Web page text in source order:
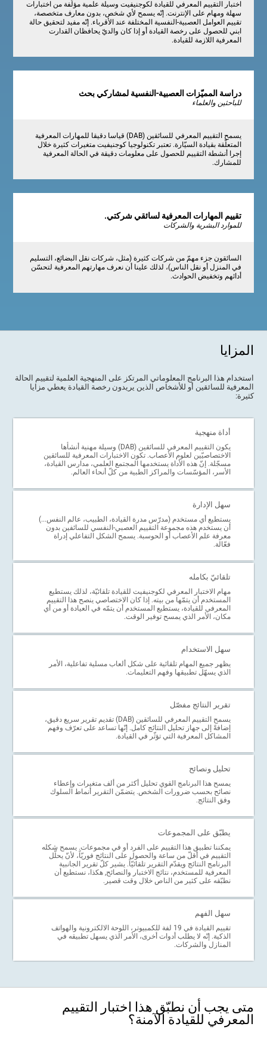
اختبار التقييم المعرفي للقيادة لكوجنيفيت وسيلة علمية مؤلّفة من اختبارات
سهلة ومهام على الإنترنت. إنّه يسمح لأي شخص، بدون معارف متخصصة،
تقييم العوامل العصبية-النفسية المختلفة عند الأقرباء. إنّه مفيد لتحقيق حالة
ابني للحصول على رخصة القيادة أو إذا كان والديّ يحافظان القدارت
المعرفية اللازمة للقيادة.
دراسة المميّزات العصبية-النفسية لمشاركي بحث
للباحثين والعلماء
يسمح التقييم المعرفي للسائقين (DAB) قياسا دقيقا للمهارات المعرفية
المتعلّقة بقيادة السيّارة. تعتبر تكنولوجيا كوجنيفيت متغيرات كثيرة خلال
إجرا أنشطة التقييم للحصول على معلومات دقيقة في الحالة المعرفية
للمشارك.
تقييم المهارات المعرفية لسائقي شركتي.
للموارد البشرية والشركات
السائقون جزء مهمّ من شركات كثيرة (مثل، شركات نقل البضائع، التسليم
في المنزل أو نقل الناس)، لذلك علينا أن نعرف مهارتهم المعرفية لتحسّن
أدائهم وتخفيض الحوادث.
المزايا
استخدام هذا البرنامج المعلوماتي المرتكز على المنهجية العلمية لتقييم الحالة
المعرفية للسائقين أو للأشخاص الذين يريدون رخصة القيادة يعطي مزايا
كثيرة:
أداة منهجية
يكون التقييم المعرفي للسائقين (DAB) وسيلة مهنية أنشأها
الاختصاصيّين لعلوم الأعصاب. تكون الاختبارات المعرفية للسائقين
مسجّلة. إنّ هذه الأداة يستخدمها المجتمع العلمي، مدارس القيادة،
الأسر، المؤسّسات والمراكز الطبية من كلّ أنحاء العالم.
سهل الإدارة
يستطيع أي مستخدم (مدرّس مدرة القيادة، الطبيب، عالم النفس...)
أن يستخدم هذه مجموعة التقييم العصبي-النفسي للسائفين بدون
معرفة علم الأعصاب أو الحوسبة. يسمح الشكل التفاعلي إدراة
فعّالة.
تلقائيّ بكامله
مهام الاختبار المعرفي لكوجنيفيت للقيادة تلقائيّة، لذلك يستطيع
المستخدم أن يتمّها من بيته. إذا كان الاختصاصي ينصح هذا التقييم
المعرفي للقيادة، يستطيع المستخدم أن يتمّه في العيادة أو من أي
مكان، الأمر الذي يمسح توفير الوقت.
سهل الاستخدام
يظهر جميع المهام تلقائية على شكل ألعاب مسلية تفاعلية، الأمر
الذي يسهّل تطبيقها وفهم التعليمات.
تقرير النتائج مفصّل
يسمح التقييم المعرفي للسائقين (DAB) تقديم تقرير سريع دقيق،
إضافةً إلى جهاز تحليل النتائج كامل. إنّها تساعد على تعرّف وفهم
المشاكل المعرفية التي تؤثّر في القيادة.
تحليل ونصائح
يمسح هذا البرنامج القوي تحليل أكثر من ألف متغيرات وإعطاء
نصائح بحسب ضرورات الشخص. يتضمّن التقرير أنماط السلوك
وفق النتائج.
يطبّق على المجموعات
يمكننا تطبيق هذا التقييم على الفرد أو في مجموعات. يسمح شكله
التقييم في أقلّ من ساعة والحصول على النتائج فوريّاً، لأنّ يحلّل
البرنامج النتائج ويقدّم التقرير تلقائيّاً. يشير كلّ تقرير الجانبية
المعرفية للمستخدم، نتائج الاختبار والنصائح, هكذا، نستطيع أن
نطبّقه على كثير من الناص خلال وقت قصير.
سهل الفهم
تقييم القيادة في 19 لفة للكمبيوتر، اللوحة الالكترونية والهواتف
الذكية. إنّه لا يطلب أدوات أخرى، الأمر الذي يسهل تطبيقه في
المنازل والشركات.
متى يجب أن نطبّق هذا اختبار التقييم
المعرفي للقيادة الآمنة؟